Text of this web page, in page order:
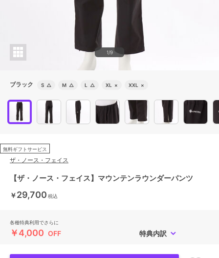
1/9
ブラック S △ M △ L △ XL × XXL ×
無料ギフトサービス
ザ・ノース・フェイス
【ザ・ノース・フェイス】マウンテンラウンダーパンツ
￥29,700 税込
各種特典利用でさらに
￥4,000 OFF 特典内訳